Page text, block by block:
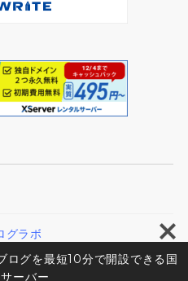
グラボ
グを最短10分で開設できる国
ーバー